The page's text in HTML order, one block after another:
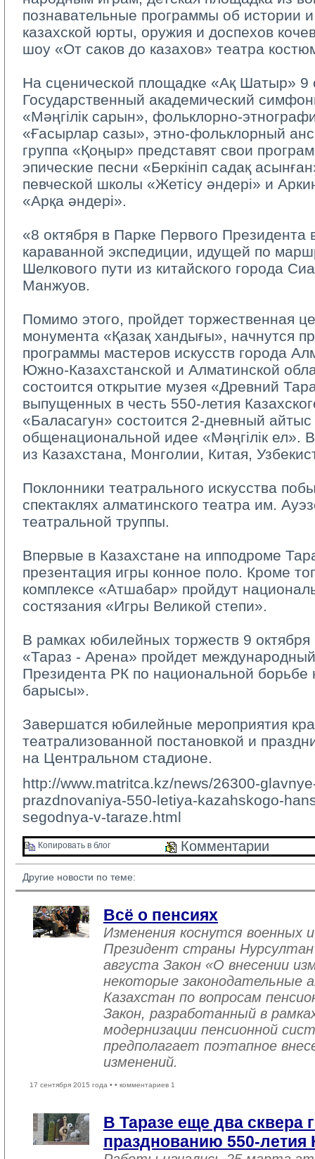
познавательные программы об истории
казахской юрты, оружия и доспехов
шоу «От саков до казахов» театра
На сценической площадке «Ақ Шатыр» 9
Государственный академический
«Мәңгілік сарын», фольклорно-
«Ғасырлар сазы», этно-фольклорный
группа «Қоңыр» представят свои
эпические песни «Беркініп садақ
певческой школы «Жетісу әндері» и
«Арқа әндері».
«8 октября в Парке Первого Президента
караванной экспедиции, идущей по
Шелкового пути из китайского города
Манжуов.
Помимо этого, пройдет торжественная
монумента «Қазақ хандығы», начнутся
программы мастеров искусств города
Южно-Казахстанской и Алматинской
состоится открытие музея «Древний
выпущенных в честь 550-летия
«Баласагун» состоится 2-дневный
общенациональной идее «Мәңгілік ел».
из Казахстана, Монголии, Китая,
Поклонники театрального искусства
спектаклях алматинского театра им.
театральной труппы.
Впервые в Казахстане на ипподроме
презентация игры конное поло. Кроме
комплексе «Атшабар» пройдут
состязания «Игры Великой степи».
В рамках юбилейных торжеств 9
«Тараз - Арена» пройдет
Президента РК по национальной борьбе
барысы».
Завершатся юбилейные мероприятия
театрализованной постановкой и
на Центральном стадионе.
http://www.matritca.kz/news/26300-
prazdnovaniya-550-letiya-kazahskogo-
segodnya-v-taraze.html
Копировать в блог Комментарии
Другие новости по теме:
Всё о пенсиях
Изменения коснутся военных
Президент страны Нурсултан
августа Закон «О внесении
некоторые законодательные
Казахстан по вопросам
Закон, разработанный в
модернизации пенсионной
предполагает поэтапное
изменений.
17 сентября 2015 года • • комментариев 1
В Таразе еще два сквера
празднованию 550-летия